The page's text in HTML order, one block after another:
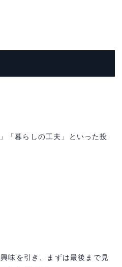
「暮らしの工夫」といった投
味を引き、まずは最後まで見